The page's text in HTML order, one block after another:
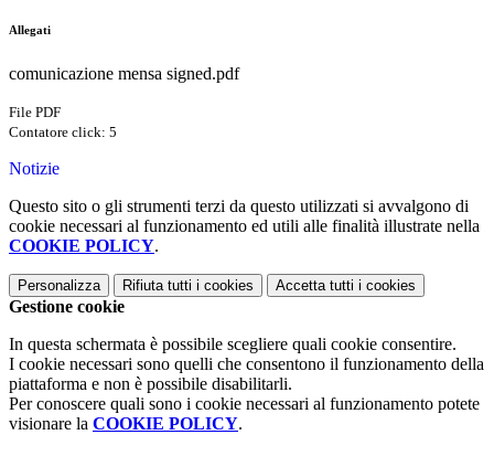
Allegati
comunicazione mensa signed.pdf
File PDF
Contatore click: 5
Notizie
Questo sito o gli strumenti terzi da questo utilizzati si avvalgono di
cookie necessari al funzionamento ed utili alle finalità illustrate nella
COOKIE POLICY.
Personalizza Rifiuta tutti i cookies Accetta tutti i cookies
Gestione cookie
In questa schermata è possibile scegliere quali cookie consentire.
I cookie necessari sono quelli che consentono il funzionamento della
piattaforma e non è possibile disabilitarli.
Per conoscere quali sono i cookie necessari al funzionamento potete
visionare la COOKIE POLICY.